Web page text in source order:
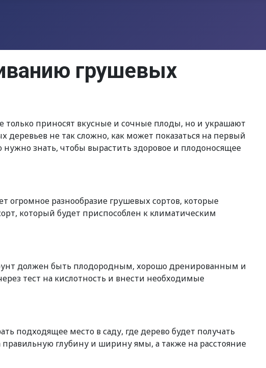
грушевых
только приносят вкусные и сочные плоды, но и украшают
не так сложно, как может показаться на первый
знать, чтобы вырастить здоровое и плодоносящее
разнообразие грушевых сортов, которые
который будет приспособлен к климатическим
должен быть плодородным, хорошо дренированным и
тест на кислотность и внести необходимые
подходящее место в саду, где дерево будет получать
глубину и ширину ямы, а также на расстояние